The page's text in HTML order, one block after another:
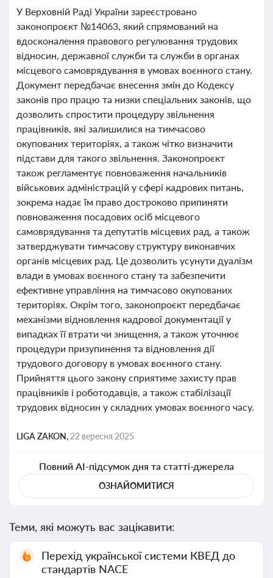
У Верховній Раді України зареєстровано
законопроєкт №14063, який спрямований на
вдосконалення правового регулювання трудових
відносин, державної служби та служби в органах
місцевого самоврядування в умовах воєнного стану.
Документ передбачає внесення змін до Кодексу
законів про працю та низки спеціальних законів, що
дозволить спростити процедуру звільнення
працівників, які залишилися на тимчасово
окупованих територіях, а також чітко визначити
підстави для такого звільнення. Законопроєкт
також регламентує повноваження начальників
військових адміністрацій у сфері кадрових питань,
зокрема надає їм право достроково припиняти
повноваження посадових осіб місцевого
самоврядування та депутатів місцевих рад, а також
затверджувати тимчасову структуру виконавчих
органів місцевих рад. Це дозволить усунути дуалізм
влади в умовах воєнного стану та забезпечити
ефективне управління на тимчасово окупованих
територіях. Окрім того, законопроєкт передбачає
механізми відновлення кадрової документації у
випадках її втрати чи знищення, а також уточнює
процедури призупинення та відновлення дії
трудового договору в умовах воєнного стану.
Прийняття цього закону сприятиме захисту прав
працівників і роботодавців, а також стабілізації
трудових відносин у складних умовах воєнного часу.
LIGA ZAKON, 22 вересня 2025
Повний AI-підсумок дня та статті-джерела
ОЗНАЙОМИТИСЯ
Теми, які можуть вас зацікавити:
Перехід української системи КВЕД до
стандартів NACE